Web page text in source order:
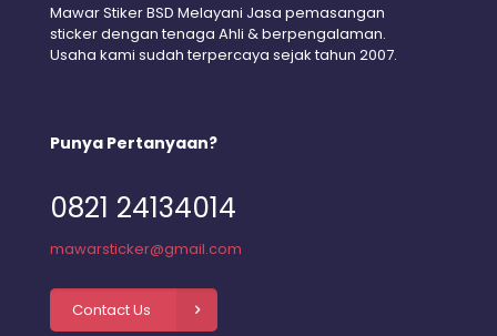
Mawar Stiker BSD Melayani Jasa pemasangan
sticker dengan tenaga Ahli & berpengalaman.
Usaha kami sudah terpercaya sejak tahun 2007.
Punya Pertanyaan?
0821 24134014
mawarsticker@gmail.com
Contact Us